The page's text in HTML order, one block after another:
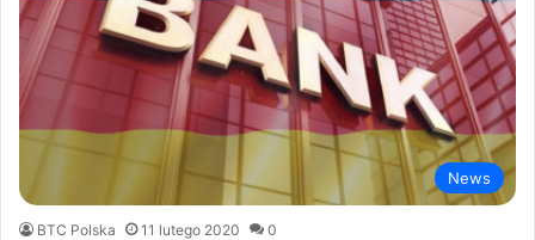
News
BTC Polska 11 lutego 2020 0